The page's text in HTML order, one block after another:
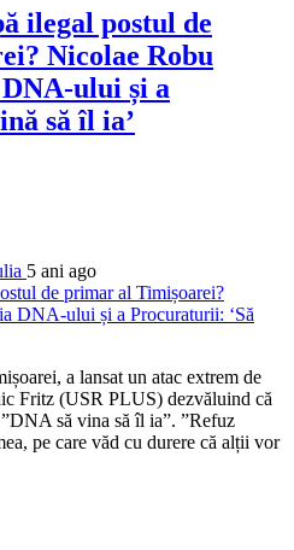
ilegal postul de
Nicolae Robu
ului și a
să îl ia’
5 ani ago
a lansat un atac extrem de
Fritz (USR PLUS) dezvăluind că
să vina să îl ia”. ”Refuz
pe care văd cu durere că alții vor